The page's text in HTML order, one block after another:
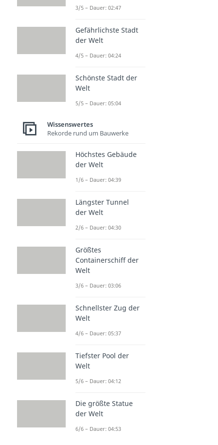
3/5 – Dauer: 02:47
Gefährlichste Stadt
der Welt
4/5 – Dauer: 04:24
Schönste Stadt der
Welt
5/5 – Dauer: 05:04
Wissenswertes
Rekorde rund um Bauwerke
Höchstes Gebäude
der Welt
1/6 – Dauer: 04:39
Längster Tunnel
der Welt
2/6 – Dauer: 04:30
Größtes
Containerschiff der
Welt
3/6 – Dauer: 03:06
Schnellster Zug der
Welt
4/6 – Dauer: 05:37
Tiefster Pool der
Welt
5/6 – Dauer: 04:12
Die größte Statue
der Welt
6/6 – Dauer: 04:53